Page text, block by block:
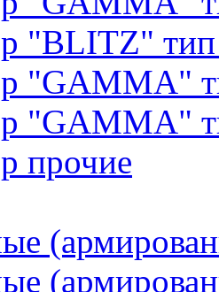
"BLITZ"
"GAMMA"
"GAMMA"
прочие